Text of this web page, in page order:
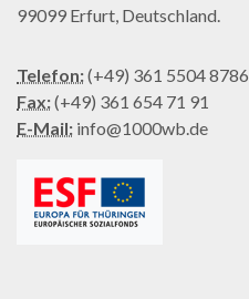
99099 Erfurt, Deutschland.
Telefon:(+49) 361 5504 8786
Fax:(+49) 361 654 71 91
E-Mail: info@1000wb.de